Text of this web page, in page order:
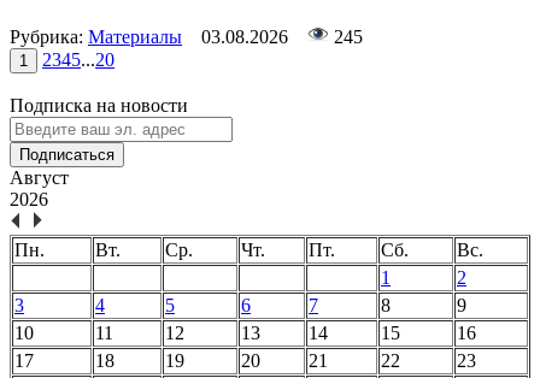
Рубрика: Материалы 03.08.2026 245
1 2345...20
Подписка на новости
Подписаться
Август
2026
Пн. Вт. Ср. Чт. Пт. Сб.
Вс.
1
2
3
4 5 6 7 8
9
10
11 12 13 14 15
16
17
18 19 20 21 22
23